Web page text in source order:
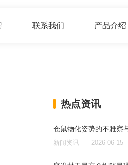
联系我们 产品介绍
热点资讯
仓鼠物化姿势的不雅察
新闻资讯 2026-06-15